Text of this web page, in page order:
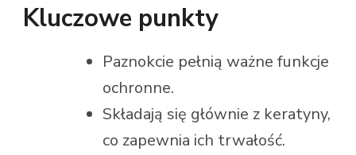
Kluczowe punkty
Paznokcie pełnią ważne funkcje
ochronne.
Składają się głównie z keratyny,
co zapewnia ich trwałość.